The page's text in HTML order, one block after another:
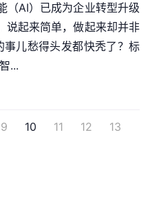
（AI）已成为企业转型升级
说起来简单，做起来却并非
儿愁得头发都快秃了？标
...
9 10 11 12 13